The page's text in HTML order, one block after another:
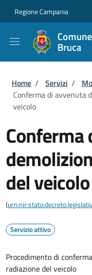
Regione Campania
Bruca
Briciole di
Home / Servizi /
Conferma di avvenuta
veicolo
Conferma
del veicolo
(
Servizio attivo
Procedimento di
radiazione del veicolo